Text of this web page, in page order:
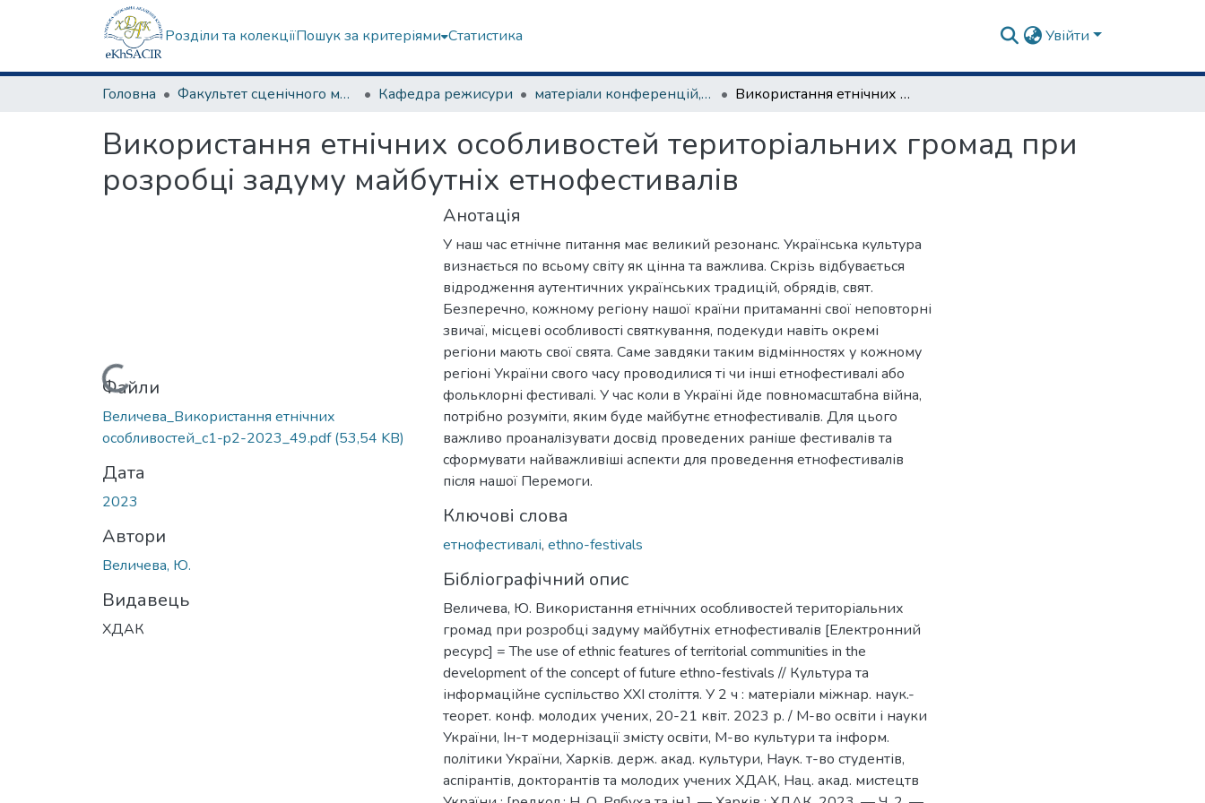
Розділи та колекціїПошук за критеріями Статистика Увійти
Головна Факультет сценічного мистецтва Кафедра режисури матеріали конференцій, семінарів, круглих столів та ін. Використання етнічних особливостей територіальних громад при розробці задуму майбутніх етнофестивалів
Використання етнічних особливостей територіальних громад при
розробці задуму майбутніх етнофестивалів
Вантажиться...
Файли
Величева_Використання етнічних
особливостей_c1-p2-2023_49.pdf(53,54 KB)
Дата
2023
Автори
Величева, Ю.
Видавець
ХДАК
Анотація
У наш час етнічне питання має великий резонанс. Українська культура
визнається по всьому світу як цінна та важлива. Скрізь відбувається
відродження аутентичних українських традицій, обрядів, свят.
Безперечно, кожному регіону нашої країни притаманні свої неповторні
звичаї, місцеві особливості святкування, подекуди навіть окремі
регіони мають свої свята. Саме завдяки таким відмінностях у кожному
регіоні України свого часу проводилися ті чи інші етнофестивалі або
фольклорні фестивалі. У час коли в Україні йде повномасштабна війна,
потрібно розуміти, яким буде майбутнє етнофестивалів. Для цього
важливо проаналізувати досвід проведених раніше фестивалів та
сформувати найважливіші аспекти для проведення етнофестивалів
після нашої Перемоги.
Ключові слова
етнофестивалі, ethno-festivals
Бібліографічний опис
Величева, Ю. Використання етнічних особливостей територіальних
громад при розробці задуму майбутніх етнофестивалів [Електронний
ресурс] = The use of ethnic features of territorial communities in the
development of the concept of future ethno-festivals // Культура та
інформаційне суспільство ХХІ століття. У 2 ч : матеріали міжнар. наук.-
теорет. конф. молодих учених, 20-21 квіт. 2023 р. / М-во освіти і науки
України, Ін-т модернізації змісту освіти, М-во культури та інформ.
політики України, Харків. держ. акад. культури, Наук. т-во студентів,
аспірантів, докторантів та молодих учених ХДАК, Нац. акад. мистецтв